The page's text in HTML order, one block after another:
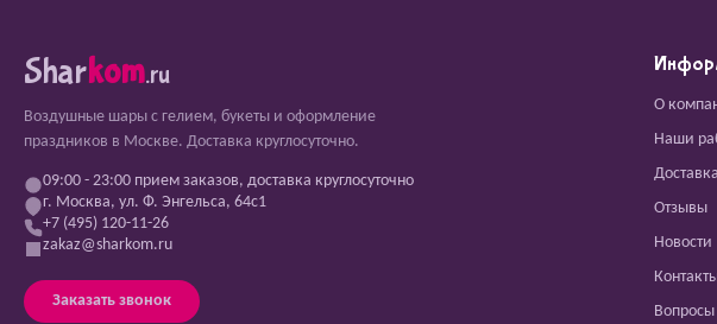
Sharkom.ru
Воздушные шары с гелием, букеты и оформление
праздников в Москве. Доставка круглосуточно.
09:00 - 23:00 прием заказов, доставка круглосуточно
г. Москва, ул. Ф. Энгельса, 64с1
+7 (495) 120-11-26
zakaz@sharkom.ru
Заказать звонок
О
Наши
Отзывы
Новости